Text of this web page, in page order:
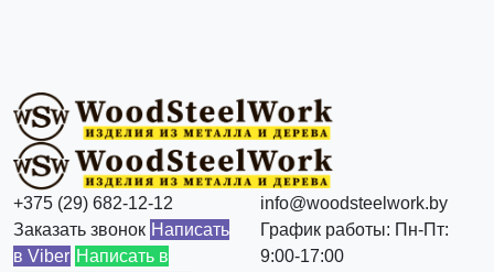
+375 (29) 682-12-12
Заказать звонок Написать
в Viber Написать в
info@woodsteelwork.by
График работы: Пн-Пт:
9:00-17:00